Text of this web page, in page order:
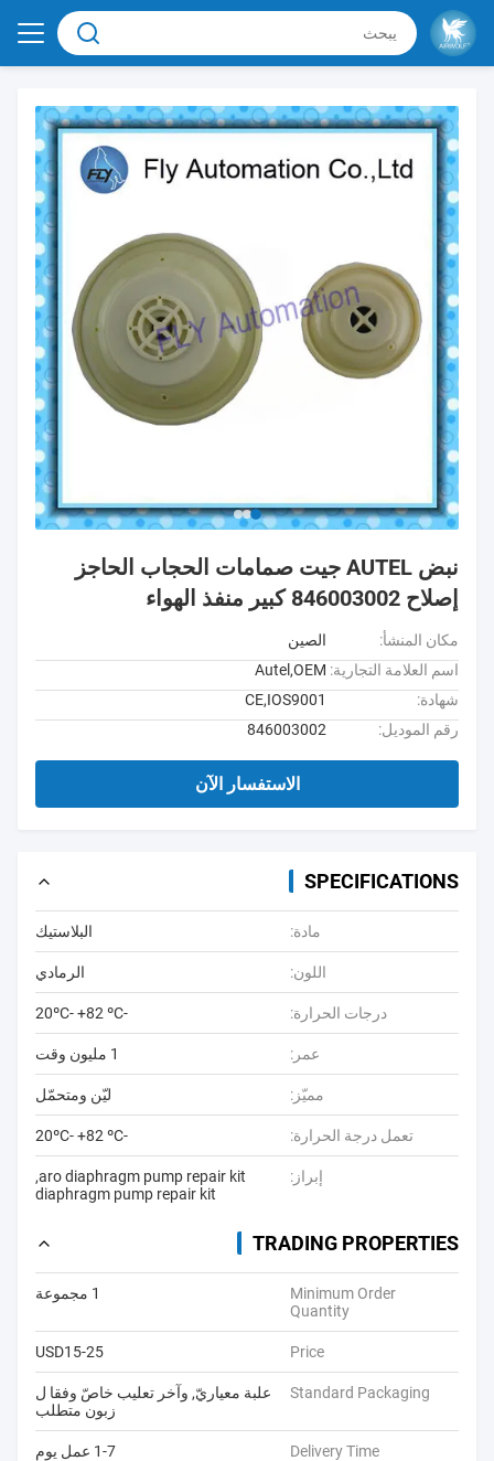
نبض AUTEL جيت صمامات الحجاب الحاجز
إصلاح 846003002 كبير منفذ الهواء
مكان المنشأ:
الصين
اسم العلامة التجارية: Autel,OEM
شهادة:
CE,IOS9001
رقم الموديل:
846003002
الاستفسار الآن
SPECIFICATIONS
مادة: البلاستيك
اللون: الرمادي
درجات الحرارة: -20ºC- +82 ºC
عمر: 1 مليون وقت
مميّز: ليّن ومتحمّل
تعمل درجة الحرارة: -20ºC- +82 ºC
إبراز: aro diaphragm pump repair kit
,
diaphragm pump repair kit
TRADING PROPERTIES
Minimum Order
Quantity
1 مجموعة
Price
USD15-25
Standard Packaging
علبة معياريّ, وآخر تعليب خاصّ وفقا ل
زبون متطلب
Delivery Time 1-7 عمل يوم